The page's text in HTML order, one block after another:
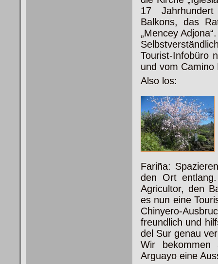
17
Balkons, das
„Mencey Adjona“.
Tourist-Infobüro
und vom
Also los:
Fariña:
den Ort
Agricultor, den
es nun eine
Chinyero-
freundlich und
del Sur genau
Wir
Arguayo eine